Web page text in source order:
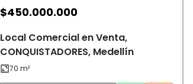
$450.000.000
Local Comercial en Venta,
CONQUISTADORES, Medellín